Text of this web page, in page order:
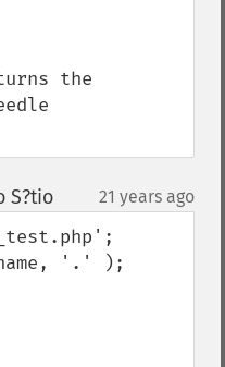
the
S?tio¶ 21 years ago
'.' );